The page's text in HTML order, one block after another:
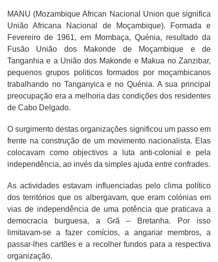
MANU (Mozambique African Nacional Union que significa
União Africana Nacional de Moçambique). Formada e
Fevereiro de 1961, em Mombaça, Quénia, resultado da
Fusão União dos Makonde de Moçambique e de
Tanganhia e a União dos Makonde e Makua no Zanzibar,
pequenos grupos politicos formados por moçambicanos
trabalhando no Tanganyica e no Quénia. A sua principal
preocupação era a melhoria das condições dos residentes
de Cabo Delgado.
O surgimento destas organizações significou um passo em
frente na construção de um movimento nacionalista. Elas
colocavam como objectivos a luta anti-colonial e pela
independência, ao invés da simples ajuda entre confrades.
As actividades estavam influenciadas pelo clima político
dos territórios que os albergavam, que eram colónias em
vias de independência de uma potência que praticava a
democracia burguesa, a Grã – Bretanha. Por isso
limitavam-se a fazer comícios, a angariar membros, a
passar-lhes cartões e a recolher fundos para a respectiva
organização.